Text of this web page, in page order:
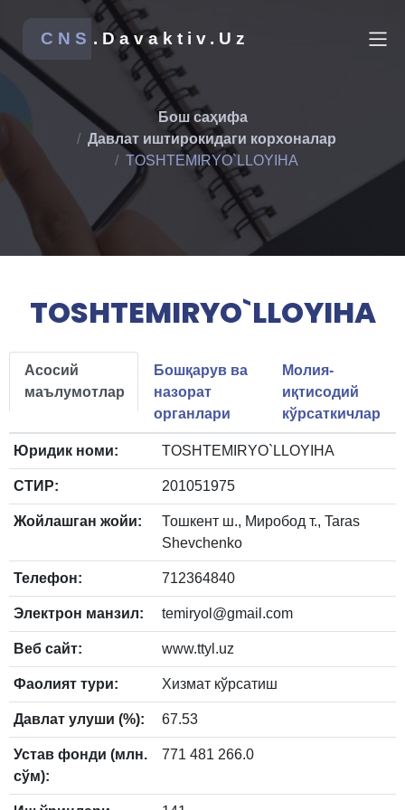
CNS .Davaktiv.Uz
Бош саҳифа
Давлат иштирокидаги корхоналар
TOSHTEMIRYO`LLOYIHA
TOSHTEMIRYO`LLOYIHA
Асосий
маълумотлар
Бошқарув ва
назорат
органлари
Молия-
иқтисодий
кўрсаткичлар
Юридик номи: TOSHTEMIRYO`LLOYIHA
СТИР: 201051975
Жойлашган жойи:
Тошкент ш., Миробод т., Taras
Shevchenko
Телефон: 712364840
Электрон манзил: temiryol@gmail.com
Веб сайт: www.ttyl.uz
Фаолият тури: Хизмат кўрсатиш
Давлат улуши (%): 67.53
Устав фонди (млн.
сўм):
771 481 266.0